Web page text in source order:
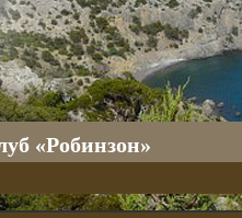
«Робинзон»